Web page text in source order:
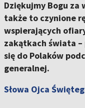
Dziękujmy Bogu
także to czynione
wspierających
zakątkach świata –
się do Polaków
generalnej.
Słowa Ojca